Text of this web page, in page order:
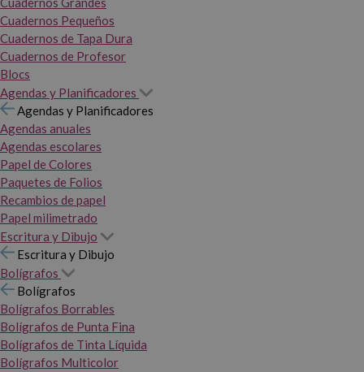
Cuadernos Pequeños
Cuadernos de Tapa Dura
Cuadernos de Profesor
Blocs
Agendas y Planificadores
Agendas y Planificadores
Agendas anuales
Agendas escolares
Papel de Colores
Paquetes de Folios
Recambios de papel
Papel milimetrado
Escritura y Dibujo
Escritura y Dibujo
Bolígrafos
Bolígrafos
Bolígrafos Borrables
Bolígrafos de Punta Fina
Bolígrafos de Tinta Líquida
Bolígrafos Multicolor